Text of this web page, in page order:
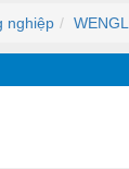
nghiệp